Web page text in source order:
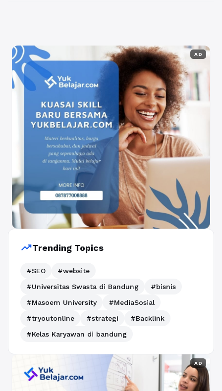
AD
trending_upTrending Topics
#SEO
#website
#Universitas Swasta di Bandung
#bisnis
#Masoem University
#MediaSosial
#tryoutonline
#strategi
#Backlink
#Kelas Karyawan di bandung
AD